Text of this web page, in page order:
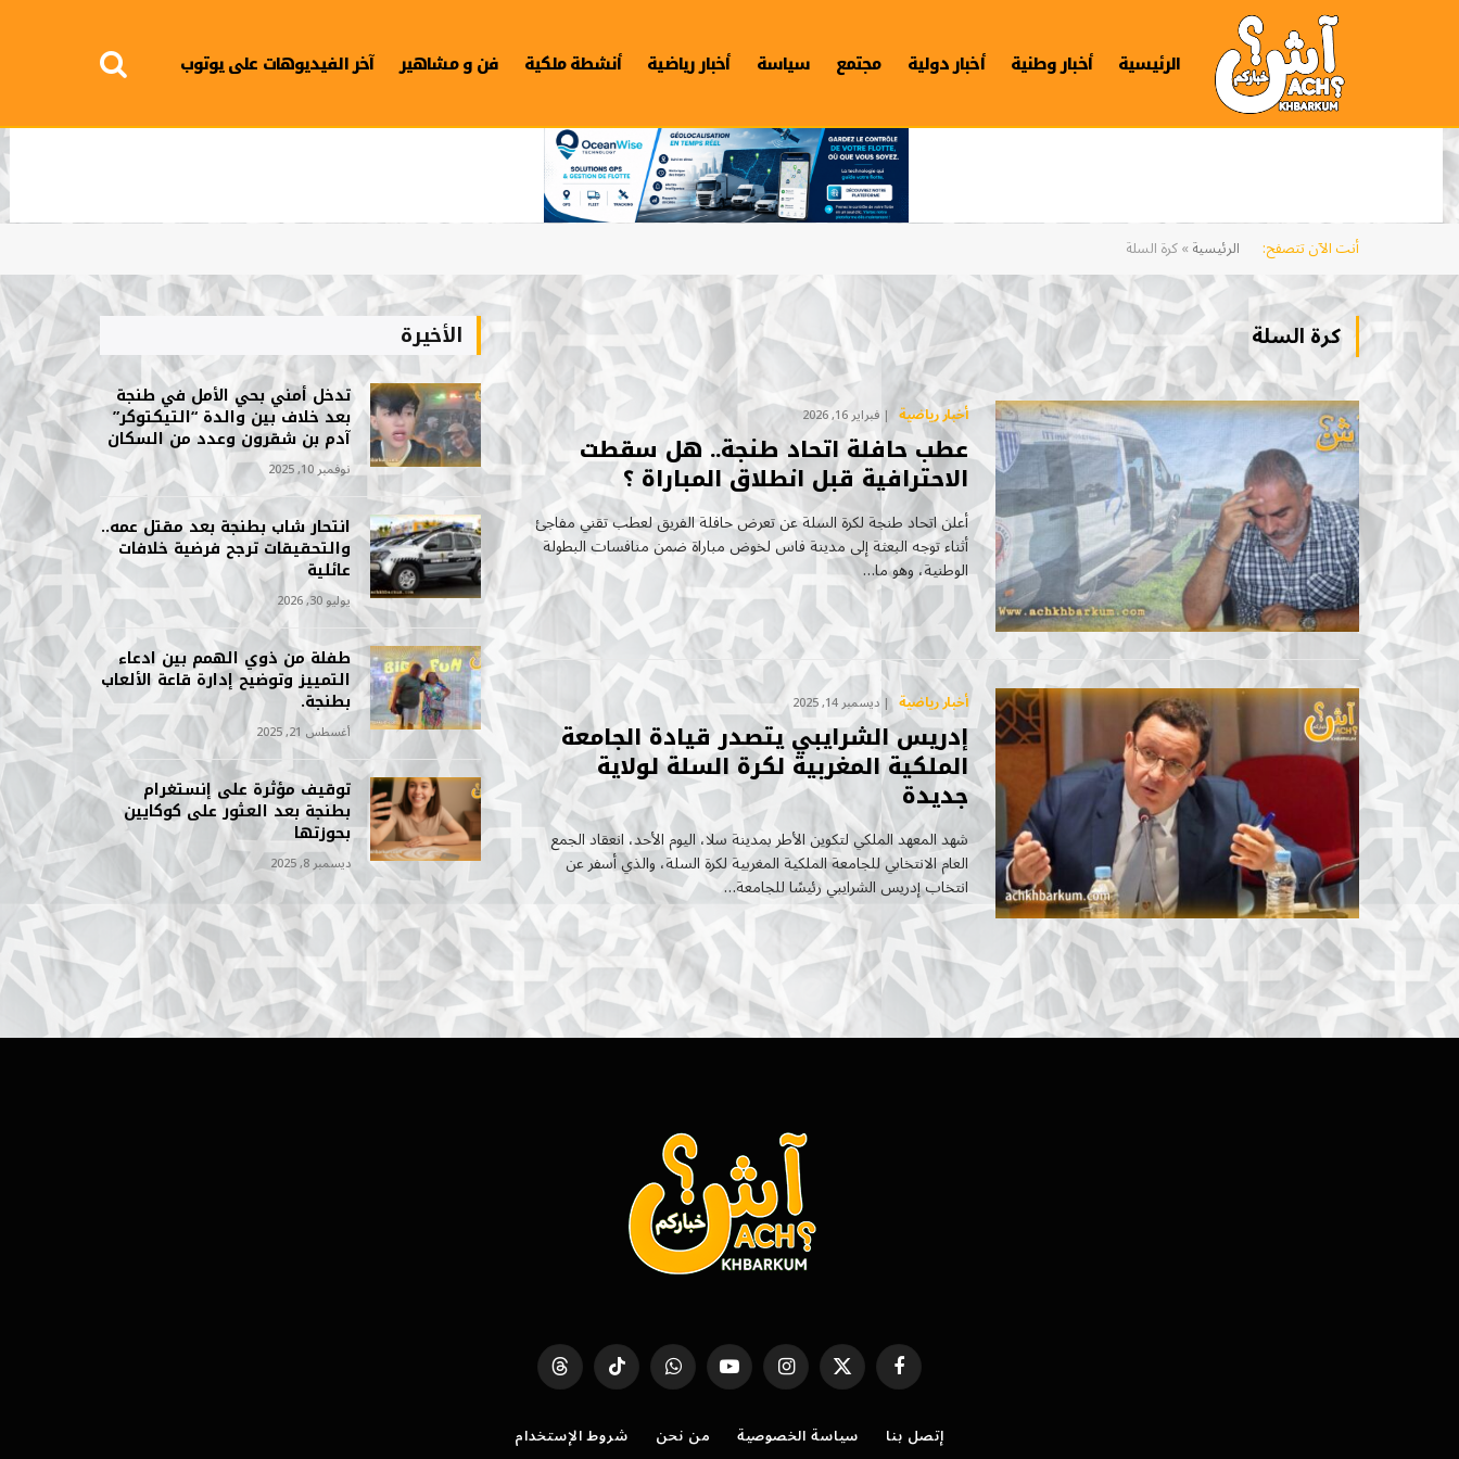
الرئيسية أخبار وطنية أخبار دولية مجتمع سياسة أخبار رياضية أنشطة ملكية فن و مشاهير آخر الفيديوهات على يوتوب
أنت الآن تتصفح: الرئيسية»كرة السلة
كرة السلة
أخبار رياضية فبراير 16, 2026
عطب حافلة اتحاد طنجة.. هل سقطت
الاحترافية قبل انطلاق المباراة ؟
أعلن اتحاد طنجة لكرة السلة عن تعرض حافلة الفريق لعطب تقني مفاجئ
أثناء توجه البعثة إلى مدينة فاس لخوض مباراة ضمن منافسات البطولة
الوطنية، وهو ما…
أخبار رياضية ديسمبر 14, 2025
إدريس الشرايبي يتصدر قيادة الجامعة
الملكية المغربية لكرة السلة لولاية
جديدة
شهد المعهد الملكي لتكوين الأطر بمدينة سلا، اليوم الأحد، انعقاد الجمع
العام الانتخابي للجامعة الملكية المغربية لكرة السلة، والذي أسفر عن
انتخاب إدريس الشرايبي رئيسًا للجامعة…
الأخيرة
تدخل أمني بحي الأمل في طنجة
بعد خلاف بين والدة “التيكتوكر”
آدم بن شقرون وعدد من السكان
نوفمبر 10, 2025
انتحار شاب بطنجة بعد مقتل عمه..
والتحقيقات ترجح فرضية خلافات
عائلية
يوليو 30, 2026
طفلة من ذوي الهمم بين ادعاء
التمييز وتوضيح إدارة قاعة الألعاب
بطنجة.
أغسطس 21, 2025
توقيف مؤثرة على إنستغرام
بطنجة بعد العثور على كوكايين
بحوزتها
ديسمبر 8, 2025
فيسبوك X
(Twitter)
الانستغراميوتيوب واتساب تيكتوك Threads
إتصل بنا سياسة الخصوصية من نحن شروط الإستخدام